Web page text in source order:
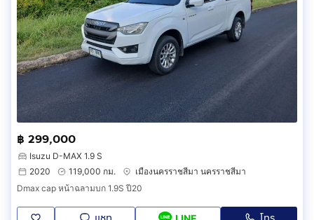
฿ 299,000
Isuzu D-MAX 1.9 S
2020
119,000 กม.
เมืองนครราชสีมา นครราชสีมา
Dmax cap หน้าฉลามบก 1.9S ปี20